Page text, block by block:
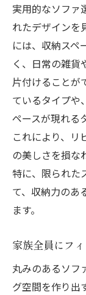
実用的なソファ
れたデザインを
には、収納スペ
く、日常の雑貨
片付けることが
ているタイプや
ペースが現れる
これにより、リ
の美しさを損な
特に、限られた
て、収納力のあ
ます。
家族全員にフ
丸みのあるソフ
グ空間を作り出